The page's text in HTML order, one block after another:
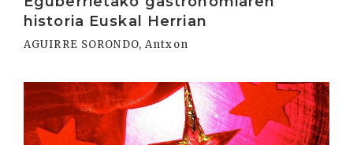
historia Euskal Herrian
AGUIRRE SORONDO, Antxon
Irakurri